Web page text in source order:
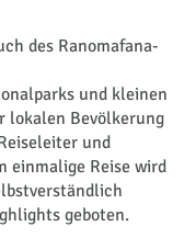
des Ranomafana-
und kleinen
lokalen Bevölkerung
und
einmalige Reise wird
geboten.